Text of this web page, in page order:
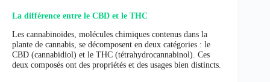
La différence entre le CBD et le THC
Les cannabinoïdes, molécules chimiques contenus dans la
plante de cannabis, se décomposent en deux catégories : le
CBD (cannabidiol) et le THC (tétrahydrocannabinol). Ces
deux composés ont des propriétés et des usages bien distincts.